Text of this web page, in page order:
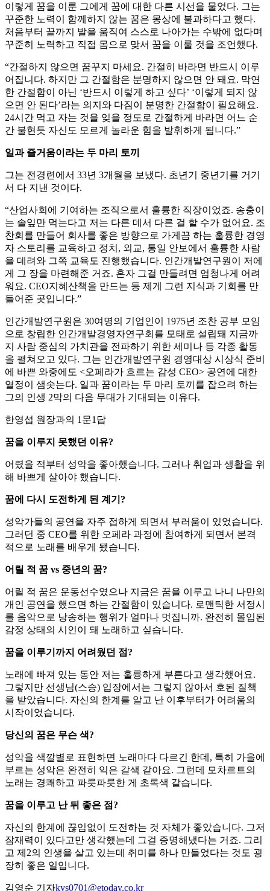
이렇게 꿈을 이룬 그에게 꿈에 대한 다른 시선을 물었다. 그는
꾸준한 노력이 함께하지 않는 꿈은 몽상에 불과하다고 했다.
처음부터 끝까지 발을 움직여 스스로 나아가는 수밖에 없다며
꾸준히 노력하고 직접 몸으로 맞서 꿈을 이룰 것을 조언했다.
“간절하지 않으면 꿈꾸지 마세요. 간절히 바라면 반드시 이루
어집니다. 하지만 그 간절함은 분명하지 않으면 안 돼요. 막연
한 간절함이 아닌 ‘반드시 이렇게 하고 싶다’ ‘이렇게 되지 않
으면 안 된다’라는 의지와 다짐이 분명한 간절함이 필요해요.
24시간 먹고 자는 것을 잊을 정도로 간절하게 바라면 어느 순
간 불현듯 자신도 모르게 놀라운 힘을 발휘하게 됩니다.”
일과 즐거움이라는 두 마리 토끼
그는 전경련에서 33년 3개월을 보냈다. 초년기 중년기를 거기
서 다 지낸 것이다.
“산업사회에 기여하는 조직으로서 훌륭한 직장이었죠. 송충이
는 솔잎만 먹는다고 저는 다른 데서 다른 걸 할 수가 없어요. 조
찬회를 만들어 회사를 좋은 방향으로 가게끔 하는 훌륭한 경영
자 스토리를 교육하고 정치, 외교, 통일 안보에서 훌륭한 사람
을 데려와 그쪽 교육도 진행했습니다. 인간개발연구원이 저에
게 그 장을 마련해준 거죠. 혼자 그걸 만들려면 엄청나게 어려
워요. CEO지혜산책을 만드는 등 제게 그런 지식과 기회를 만
들어준 곳입니다.”
인간개발연구원은 30여명의 기업인이 1975년 조찬 공부 모임
으로 창립한 인간개발경영자연구회를 모태로 설립돼 지금까
지 사람 중심의 가치관을 전파하기 위한 세미나 등 각종 활동
을 펼쳐오고 있다. 그는 인간개발연구원 경영대상 시상식 준비
에 바쁜 와중에도 <오페라가 흐르는 감성 CEO> 공연에 대한
열정이 샘솟는다. 일과 꿈이라는 두 마리 토끼를 잡으려 하는
그의 인생 2막의 다음 무대가 기대되는 이유다.
한영섭 원장과의 1문1답
꿈을 이루지 못했던 이유?
어렸을 적부터 성악을 좋아했습니다. 그러나 취업과 생활을 위
해 바쁘게 살아야 했습니다.
꿈에 다시 도전하게 된 계기?
성악가들의 공연을 자주 접하게 되면서 부러움이 있었습니다.
그러던 중 CEO를 위한 오페라 과정에 참여하게 되면서 본격
적으로 노래를 배우게 됐습니다.
어릴 적 꿈 vs 중년의 꿈?
어릴 적 꿈은 운동선수였으나 지금은 꿈을 이루고 나니 나만의
개인 공연을 했으면 하는 간절함이 있습니다. 로맨틱한 서정시
를 음악으로 낭송하는 행위가 얼마나 멋집니까. 완전히 몰입된
감정 상태의 시인이 돼 노래하고 싶습니다.
꿈을 이루기까지 어려웠던 점?
노래에 빠져 있는 동안 저는 훌륭하게 부른다고 생각했어요.
그렇지만 선생님(스승) 입장에서는 그렇지 않아서 호된 질책
을 받았습니다. 자신의 한계를 알고 난 이후부터가 어려움의
시작이었습니다.
당신의 꿈은 무슨 색?
성악을 색깔별로 표현하면 노래마다 다르긴 한데, 특히 가을에
부르는 성악은 완전히 익은 갈색 같아요. 그런데 모차르트의
노래는 경쾌하고 파릇파릇한 게 초록색 같습니다.
꿈을 이루고 난 뒤 좋은 점?
자신의 한계에 끊임없이 도전하는 것 자체가 좋았습니다. 그저
잠재력이 있다고만 생각했는데 그걸 증명해냈다는 거죠. 그리
고 제2의 인생을 살고 있는데 취미를 하나 만들었다는 것도 굉
장히 좋은 일입니다.
김영순 기자kys0701@etoday.co.kr